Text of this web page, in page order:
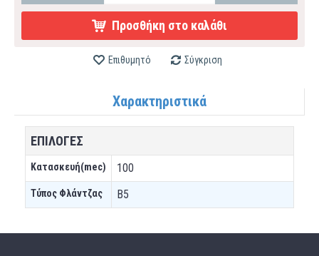
Προσθήκη στο καλάθι
Επιθυμητό Σύγκριση
Χαρακτηριστικά
ΕΠΙΛΟΓΕΣ
Κατασκευή(mec) 100
Τύπος Φλάντζας B5